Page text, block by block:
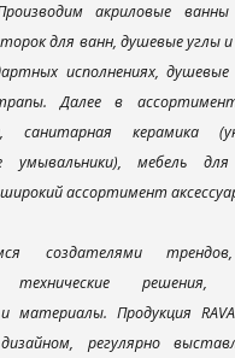
акриловые
для ванн, душевые углы
исполнениях,
Далее в
санитарная керамика
умывальники), мебель
ассортимент
создателями трендов,
технические решения,
материалы. Продукция
регулярно